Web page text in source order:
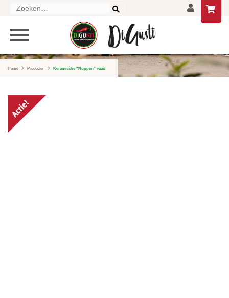
DRANKEN
Zoeken
PRODUCTEN
Home Producten Keramische “Noppen” vaas